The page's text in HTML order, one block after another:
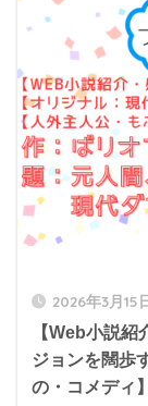
2026年3月15
【Web小説
ジョンを闊歩
の・コメディ】